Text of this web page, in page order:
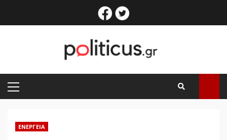
facebook
PRIMARY
MENU
ΕΝΈΡΓΕΙΑ